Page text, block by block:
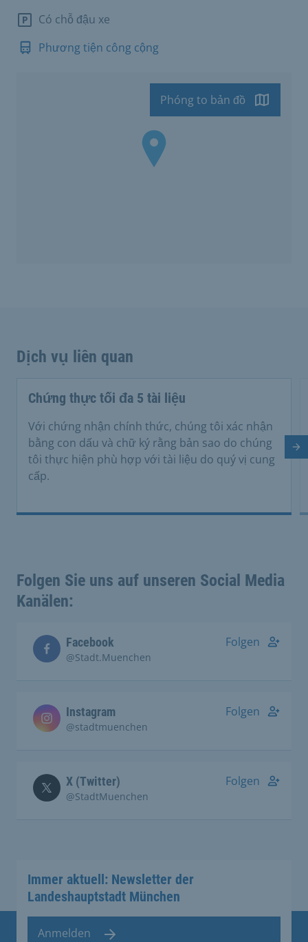
Có chỗ đậu xe
Phương tiện công cộng
Phóng to bản đồ
Dịch vụ liên quan
Chứng thực tối đa 5 tài liệu
Với chứng nhận chính thức, chúng tôi xác nhận
bằng con dấu và chữ ký rằng bản sao do chúng
tôi thực hiện phù hợp với tài liệu do quý vị cung
cấp.
Folgen Sie uns auf unseren Social Media
Kanälen:
Facebook
@Stadt.Muenchen
Folgen
Instagram
@stadtmuenchen
Folgen
X (Twitter)
@StadtMuenchen
Folgen
Immer aktuell: Newsletter der
Landeshauptstadt München
Anmelden